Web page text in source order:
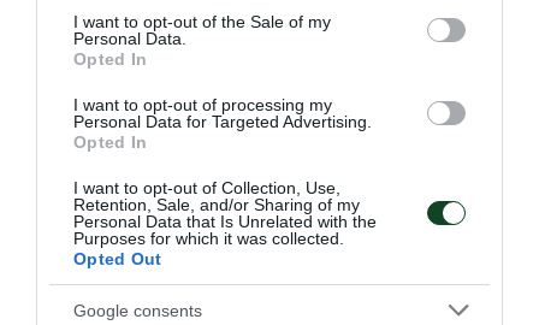
consent section.
I want to opt-out of the Sale of my
Personal Data.
Opted In
I want to opt-out of processing my
Personal Data for Targeted Advertising.
Opted In
I want to opt-out of Collection, Use,
Retention, Sale, and/or Sharing of my
Personal Data that Is Unrelated with the
Purposes for which it was collected.
Opted Out
Google consents
Στην τετράδα η Εθνική πόλο με
πέντε «πράσινους»
Η Εθνική ομάδα πόλο ανδρών προκρίθηκε στα ημιτελικά
του Παγκοσμίου Κυπέλλου με πέντε παίκτες του